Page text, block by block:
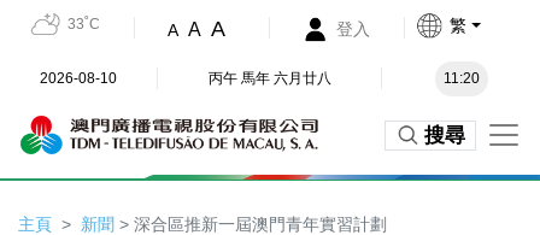
33˚C A A A 登入 繁
2026-08-10 丙午 馬年 六月廿八 11:20
搜尋
主頁 新聞 > 深合區推新一屆澳門青年實習計劃